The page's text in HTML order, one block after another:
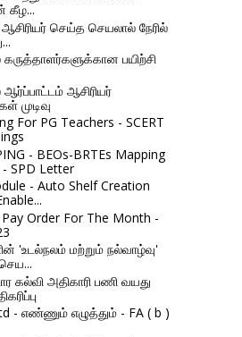
கீழ...
ஆசிரியர் செய்த செயலால் நேரில்
கருத்தாளர்களுக்கான பயிற்சி
ஆசிரியர்
முடிவு
For PG Teachers - SCERT
- BEOs-BRTEs Mapping
SPD Letter
- Auto Shelf Creation
Order For The Month -
'உடல்நலம் மற்றும் நல்வாழ்வு'
கல்வி அதிகாரி பணி வயது
- எண்ணும் எழுத்தும் - FA ( b )